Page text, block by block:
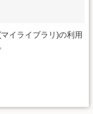
イライブラリ)の利用